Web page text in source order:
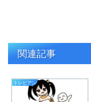
関連記事
トレビアン